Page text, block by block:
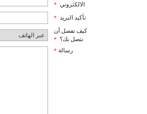
الالكتروني *
تأكيد البريد *
كيف تفضل أن
نتصل بك؟ *
رسالة *